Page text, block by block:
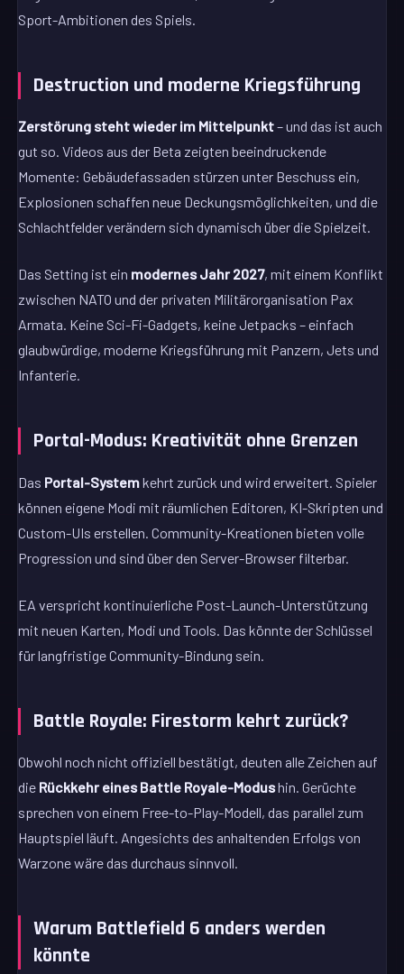
Sport-Ambitionen des Spiels.
Destruction und moderne Kriegsführung
Zerstörung steht wieder im Mittelpunkt– und das ist auch
gut so. Videos aus der Beta zeigten beeindruckende
Momente: Gebäudefassaden stürzen unter Beschuss ein,
Explosionen schaffen neue Deckungsmöglichkeiten, und die
Schlachtfelder verändern sich dynamisch über die Spielzeit.
Das Setting ist ein modernes Jahr 2027, mit einem Konflikt
zwischen NATO und der privaten Militärorganisation Pax
Armata. Keine Sci-Fi-Gadgets, keine Jetpacks – einfach
glaubwürdige, moderne Kriegsführung mit Panzern, Jets und
Infanterie.
Portal-Modus: Kreativität ohne Grenzen
Das Portal-Systemkehrt zurück und wird erweitert. Spieler
können eigene Modi mit räumlichen Editoren, KI-Skripten und
Custom-UIs erstellen. Community-Kreationen bieten volle
Progression und sind über den Server-Browser filterbar.
EA verspricht kontinuierliche Post-Launch-Unterstützung
mit neuen Karten, Modi und Tools. Das könnte der Schlüssel
für langfristige Community-Bindung sein.
Battle Royale: Firestorm kehrt zurück?
Obwohl noch nicht offiziell bestätigt, deuten alle Zeichen auf
die Rückkehr eines Battle Royale-Modushin. Gerüchte
sprechen von einem Free-to-Play-Modell, das parallel zum
Hauptspiel läuft. Angesichts des anhaltenden Erfolgs von
Warzone wäre das durchaus sinnvoll.
Warum Battlefield 6 anders werden
könnte